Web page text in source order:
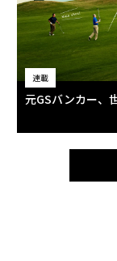
連載
元GSバンカー、